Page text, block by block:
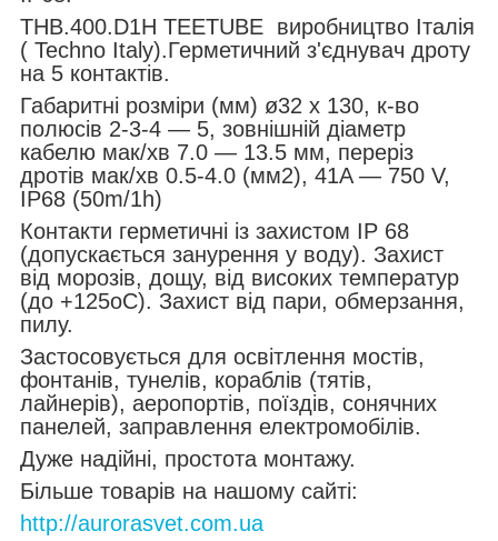
THB.400.D1H TEETUBE виробництво Італія
( Techno Italy).Герметичний з'єднувач дроту
на 5 контактів.
Габаритні розміри (мм) ø32 x 130, к-во
полюсів 2-3-4 — 5, зовнішній діаметр
кабелю мак/хв 7.0 — 13.5 мм, переріз
дротів мак/хв 0.5-4.0 (мм2), 41A — 750 V,
IP68 (50m/1h)
Контакти герметичні із захистом IP 68
(допускається занурення у воду). Захист
від морозів, дощу, від високих температур
(до +125оС). Захист від пари, обмерзання,
пилу.
Застосовується для освітлення мостів,
фонтанів, тунелів, кораблів (тятів,
лайнерів), аеропортів, поїздів, сонячних
панелей, заправлення електромобілів.
Дуже надійні, простота монтажу.
Більше товарів на нашому сайті:
http://aurorasvet.com.ua